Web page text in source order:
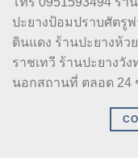
ปะยางป้อมปราบศัตรู
ดินแดง ร้านปะยางห้ว
ราชเทวี ร้านปะยางวัง
นอกสถานที่ ตลอด 24